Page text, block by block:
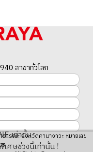
เท่านั้น
เศษช่วงนี้เท่านั้น !
สาขาทั่วโลก
รณะ จังหวัดคานางาวะ หมายเลข